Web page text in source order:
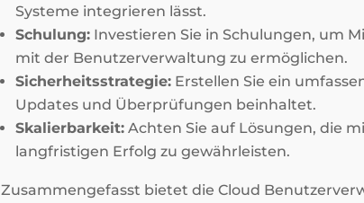
Systeme integrieren lässt.
Schulung:Investieren Sie in Schulungen, um
mit der Benutzerverwaltung zu ermöglichen.
Sicherheitsstrategie:Erstellen Sie ein
Updates und Überprüfungen beinhaltet.
Skalierbarkeit:Achten Sie auf Lösungen, die
langfristigen Erfolg zu gewährleisten.
Zusammengefasst bietet die Cloud